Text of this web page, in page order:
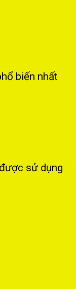
biến nhất
sử dụng